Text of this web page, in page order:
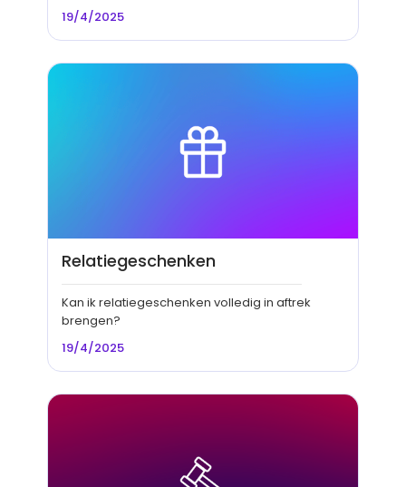
19/4/2025
Relatiegeschenken
Kan ik relatiegeschenken volledig in aftrek
brengen?
19/4/2025